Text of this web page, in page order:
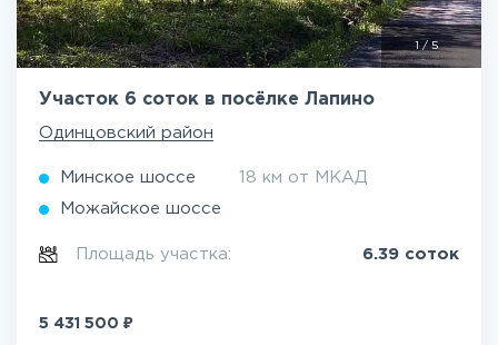
/5
Участок 6 соток в посёлке Лапино
Одинцовский район
Минское шоссе 18 км от МКАД
Можайское шоссе
Площадь участка: 6.39 соток
5 431 500 ₽